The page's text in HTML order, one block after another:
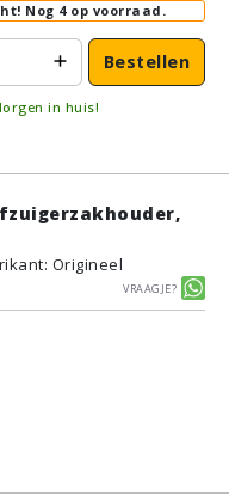
Nog 4 op voorraad.
Bestellen
in huis!
Origineel
Vraagje?